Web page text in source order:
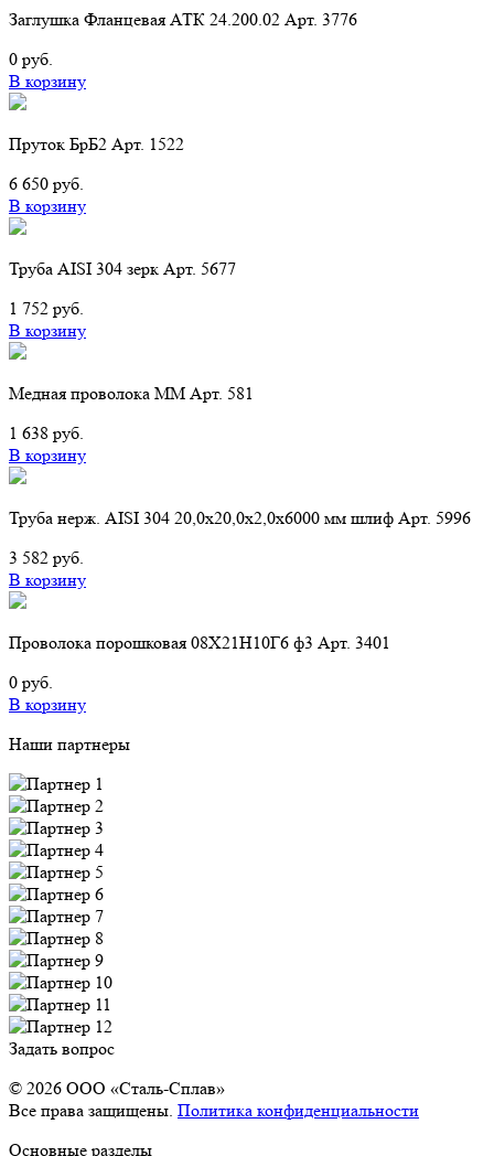
Заглушка Фланцевая АТК 24.200.02 Арт. 3776
0 руб.
В корзину
Пруток БрБ2 Арт. 1522
6 650 руб.
В корзину
Труба AISI 304 зерк Арт. 5677
1 752 руб.
В корзину
Медная проволока ММ Арт. 581
1 638 руб.
В корзину
Труба нерж. AISI 304 20,0х20,0х2,0х6000 мм шлиф Арт. 5996
3 582 руб.
В корзину
Проволока порошковая 08Х21Н10Г6 ф3 Арт. 3401
0 руб.
В корзину
Наши партнеры
Задать вопрос
© 2026 OOO «Сталь-Сплав»
Все права защищены. Политика конфиденциальности
Основные разделы